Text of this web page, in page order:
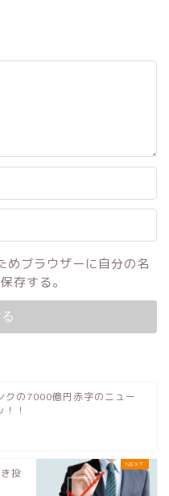
めブラウザーに自分の名
存する。
クの7000億円赤字のニュー
！
投